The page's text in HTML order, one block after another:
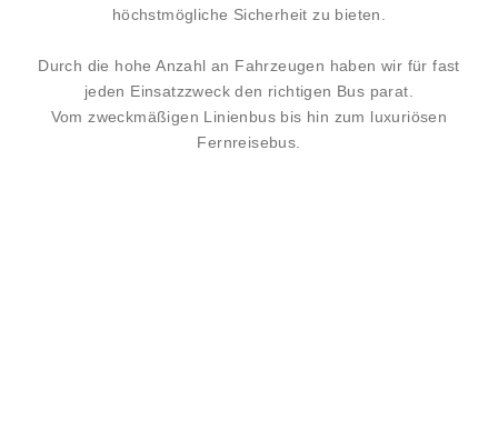
höchstmögliche Sicherheit zu bieten.
Durch die hohe Anzahl an Fahrzeugen haben wir für fast
jeden Einsatzzweck den richtigen Bus parat.
Vom zweckmäßigen Linienbus bis hin zum luxuriösen
Fernreisebus.